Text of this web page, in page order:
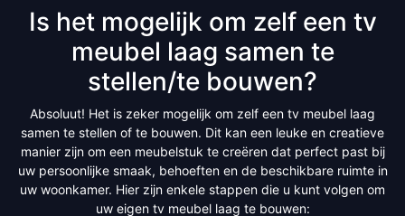
Is het mogelijk om zelf een tv
meubel laag samen te
stellen/te bouwen?
Absoluut! Het is zeker mogelijk om zelf een tv meubel laag
samen te stellen of te bouwen. Dit kan een leuke en creatieve
manier zijn om een meubelstuk te creëren dat perfect past bij
uw persoonlijke smaak, behoeften en de beschikbare ruimte in
uw woonkamer. Hier zijn enkele stappen die u kunt volgen om
uw eigen tv meubel laag te bouwen: